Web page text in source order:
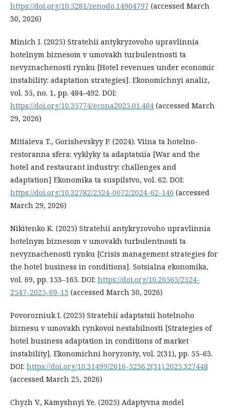
https://doi.org/10.5281/zenodo.14904797 (accessed March
30, 2026)
Minich I. (2025) Stratehii antykryzovoho upravlinnia
hotelnym biznesom v umovakh turbulentnosti ta
nevyznachenosti rynku [Hotel revenues under economic
instability: adaptation strategies]. Ekonomichnyi analiz,
vol. 35, no. 1, рр. 484–492. DOI:
https://doi.org/10.35774/econa2025.01.484 (accessed March
29, 2026)
Mitiaieva T., Gorishevskyy P. (2024). Viina ta hotelno-
restoranna sfera: vyklyky ta adaptatsiia [War and the
hotel and restaurant industry: challenges and
adaptation] Ekonomika ta suspilstvo, vol. 62. DOI:
https://doi.org/10.32782/2524-0072/2024-62-146 (accessed
March 29, 2026)
Nikitenko K. (2025) Stratehii antykryzovoho upravlinnia
hotelnym biznesom v umovakh turbulentnosti ta
nevyznachenosti rynku [Crisis management strategies for
the hotel business in conditions]. Sotsialna ekonomika,
vol. 69, рр. 153–165. DOI: https://doi.org/10.26565/2524-
2547-2025-69-13 (accessed March 30, 2026)
Povorozniuk I. (2025) Stratehii adaptatsii hotelnoho
biznesu v umovakh rynkovoi nestabilnosti [Strategies of
hotel business adaptation in conditions of market
instability]. Ekonomichni horyzonty, vol. 2(31), рр. 55–63.
DOI: https://doi.org/10.31499/2616-5236.2(31).2025.327448
(accessed March 25, 2026)
Chyzh V., Kamyshnyi Ye. (2025) Adaptyvna model